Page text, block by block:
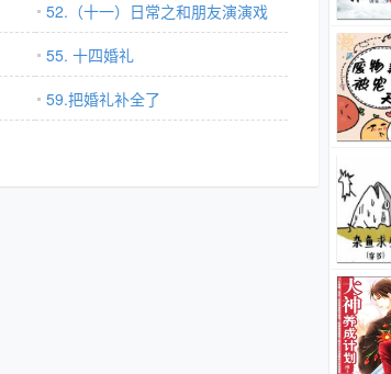
52.（十一）日常之和朋友演演戏
55. 十四婚礼
59.把婚礼补全了